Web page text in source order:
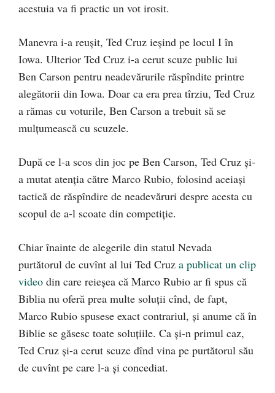
acestuia va fi practic un vot irosit.
Manevra i-a reușit, Ted Cruz ieșind pe locul I în
Iowa. Ulterior Ted Cruz i-a cerut scuze public lui
Ben Carson pentru neadevărurile răspîndite printre
alegătorii din Iowa. Doar ca era prea tîrziu, Ted Cruz
a rămas cu voturile, Ben Carson a trebuit să se
mulțumească cu scuzele.
După ce l-a scos din joc pe Ben Carson, Ted Cruz și-
a mutat atenția către Marco Rubio, folosind aceiași
tactică de răspîndire de neadevăruri despre acesta cu
scopul de a-l scoate din competiție.
Chiar înainte de alegerile din statul Nevada
purtătorul de cuvînt al lui Ted Cruz a publicat un clip
video din care reieșea că Marco Rubio ar fi spus că
Biblia nu oferă prea multe soluții cînd, de fapt,
Marco Rubio spusese exact contrariul, și anume că în
Biblie se găsesc toate soluțiile. Ca și-n primul caz,
Ted Cruz și-a cerut scuze dînd vina pe purtătorul său
de cuvînt pe care l-a și concediat.